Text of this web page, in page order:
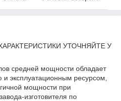
УТОЧНЯЙТЕ У
средней мощности обладает
эксплуатационным ресурсом,
мощности при
изготовителя по